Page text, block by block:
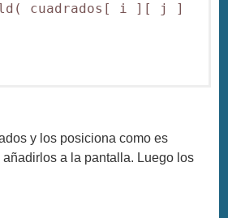
cuadrados[ i ][ j ]
y los posiciona como es
a la pantalla. Luego los